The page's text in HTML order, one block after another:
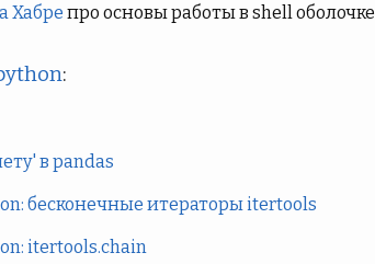
Хабре про основы работы в shell оболочке
:
в pandas
бесконечные итераторы itertools
itertools.chain